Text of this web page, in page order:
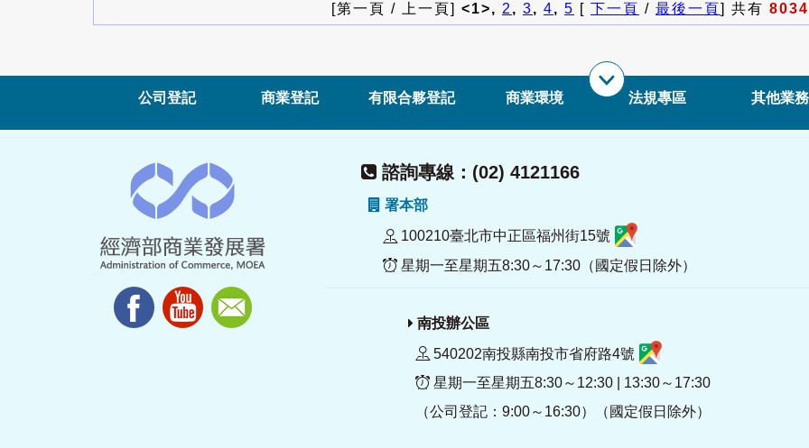
[第一頁 / 上一頁] <1>, 2, 3, 4, 5 [ 下一頁 / 最後一頁] 共有 8034
公司登記 商業登記 有限合夥登記 商業環境 法規專區 其他業務
諮詢專線：(02) 4121166
署本部
100210臺北市中正區福州街15號
星期一至星期五8:30～17:30（國定假日除外）
南投辦公區
540202南投縣南投市省府路4號
星期一至星期五8:30～12:30 | 13:30～17:30
（公司登記：9:00～16:30）（國定假日除外）